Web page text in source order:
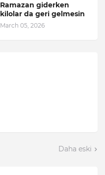
Ramazan giderken
kilolar da geri gelmesin
March 05, 2026
Daha eski